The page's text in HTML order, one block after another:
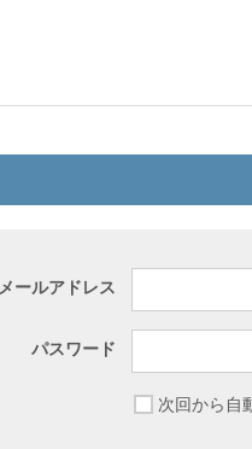
メールアドレス
パスワード
次回から自